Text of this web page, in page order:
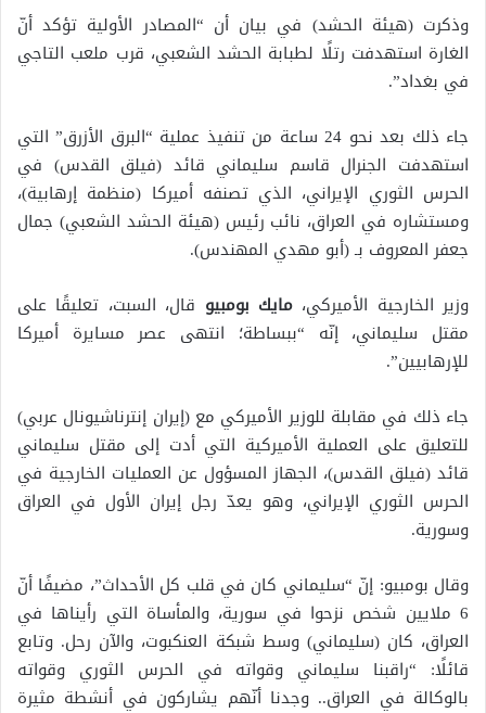
وذكرت (هيئة الحشد) في بيان أن “المصادر الأولية تؤكد أنّ
الغارة استهدفت رتلًا لطبابة الحشد الشعبي، قرب ملعب التاجي
في بغداد”.
جاء ذلك بعد نحو 24 ساعة من تنفيذ عملية “البرق الأزرق” التي
استهدفت الجنرال قاسم سليماني قائد (فيلق القدس) في
الحرس الثوري الإيراني، الذي تصنفه أميركا (منظمة إرهابية)،
ومستشاره في العراق، نائب رئيس (هيئة الحشد الشعبي) جمال
جعفر المعروف بـ (أبو مهدي المهندس).
وزير الخارجية الأميركي،مايك بومبيو قال، السبت، تعليقًا على
مقتل سليماني، إنّه “ببساطة؛ انتهى عصر مسايرة أميركا
للإرهابيين”.
جاء ذلك في مقابلة للوزير الأميركي مع (إيران إنترناشيونال عربي)
للتعليق على العملية الأميركية التي أدت إلى مقتل سليماني
قائد (فيلق القدس)، الجهاز المسؤول عن العمليات الخارجية في
الحرس الثوري الإيراني، وهو يعدّ رجل إيران الأول في العراق
وسورية.
وقال بومبيو: إنّ “سليماني كان في قلب كل الأحداث”، مضيفًا أنّ
6 ملايين شخص نزحوا في سورية، والمأساة التي رأيناها في
العراق، كان (سليماني) وسط شبكة العنكبوت، والآن رحل. وتابع
قائلًا: “راقبنا سليماني وقواته في الحرس الثوري وقواته
بالوكالة في العراق.. وجدنا أنّهم يشاركون في أنشطة مثيرة